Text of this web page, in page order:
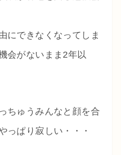
にできなくなってしま
会がないまま2年以
ちゅうみんなと顔を合
っぱり寂しい・・・